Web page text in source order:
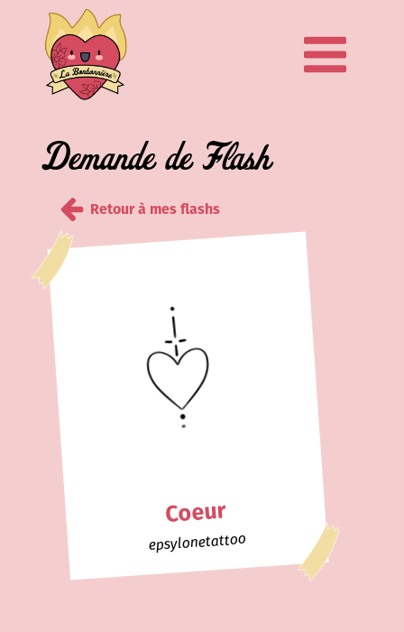
Demande de Flash
Retour à mes flashs
Coeur
epsylonetattoo